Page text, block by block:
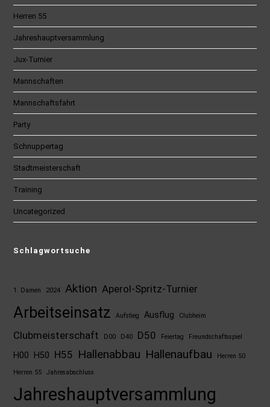
Herren 55
Jahreshauptversammlung
Jux-Turnier
Mannschaften
Mannschaftsfahrt
Party
Schnuppertag
Stadtmeisterschaft
Training
Uncategorized
Schlagwortsuche
1. Damen 2024 Aktion Aperol-Spritz-Turnier
Arbeitseinsatz Aufstieg Ausflug Clubheim
Clubmeisterschaft D00 D40 D50 Feiertag Freundschaftsspiel
H00 H50 H55 Hallenabbau Hallenaufbau Herren 50
Herren 55 Jahresabschluss
Jahreshauptversammlung